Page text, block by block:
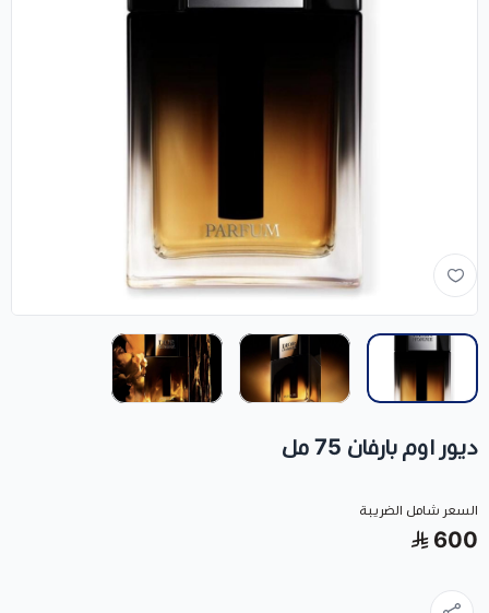
ديور اوم بارفان 75 مل
السعر شامل الضريبة
600